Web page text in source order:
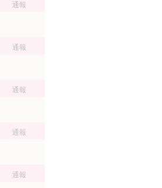
通報
通報
通報
通報
通報